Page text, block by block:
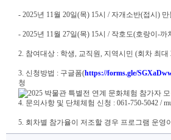
- 2025년 11월 20일(목) 15시 / 자개소반(접시) 만
- 2025년 11월 27일(목) 15시 / 작호도(호랑이-까
2. 참여대상 : 학생, 교직원, 지역시민 (회차 최대
3. 신청방법 : 구글폼(https://forms.gle/
청
4. 문의사항 및 단체체험 신청 : 061-750-5042 /
5. 회차별 참가율이 저조할 경우 프로그램 운영